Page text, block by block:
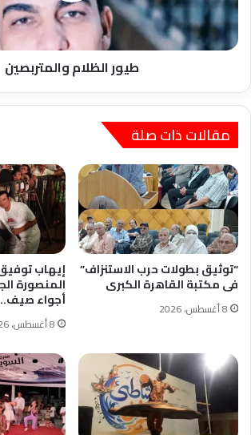
طيور الظلام والمتربصين
مقالات ذات صلة
“توثيق بطولات حرب الاستنزاف”
فى مكتبة القاهرة الكبرى
8 أغسطس، 2026
إيهاب
المنصورة
أجواء
8 أغسطس، 2026